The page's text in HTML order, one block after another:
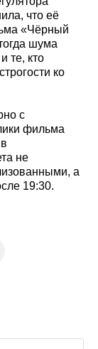
что её
«Чёрный
шума
те, кто
ко
с
фильма
не
а
19:30.